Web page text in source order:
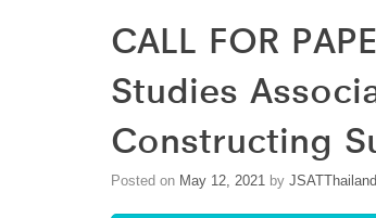
CALL FOR
Studies
Constructing
Posted on May 12, 2021 by JSATThailand